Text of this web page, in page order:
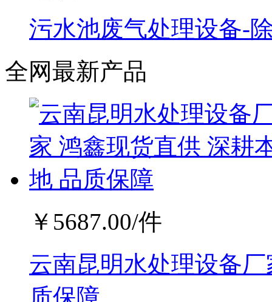
污水池废气处理设备-
全网最新产品
￥ 5687.00/件
云南昆明水处理设备
质保障